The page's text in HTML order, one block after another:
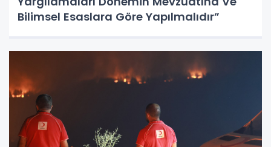
Bilimsel Esaslara Göre Yapılmalıdır”